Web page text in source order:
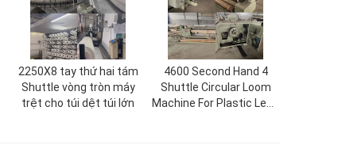
2250X8 tay thứ hai tám
Shuttle vòng tròn máy
trệt cho túi dệt túi lớn
4600 Second Hand 4
Shuttle Circular Loom
Machine For Plastic Leno